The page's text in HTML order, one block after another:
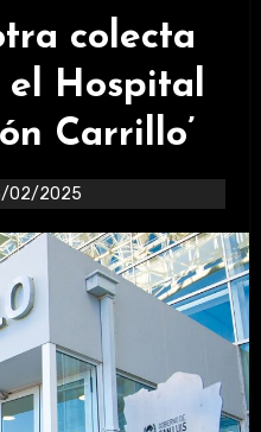
colecta
el Hospital
Carrillo’
02/2025